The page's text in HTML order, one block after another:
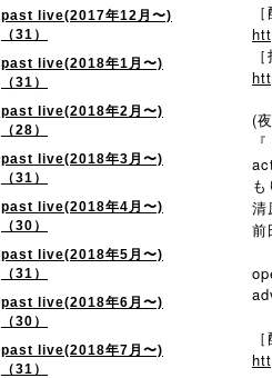
past live(2017年12月〜)
（31）
past live(2018年1月〜)
（31）
past live(2018年2月〜)
（28）
past live(2018年3月〜)
（31）
past live(2018年4月〜)
（30）
past live(2018年5月〜)
（31）
past live(2018年6月〜)
（30）
past live(2018年7月〜)
（31）
(
清
前